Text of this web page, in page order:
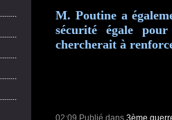
M. Poutine a
sécurité égale
chercherait à
02:09 Publié dans 3ème